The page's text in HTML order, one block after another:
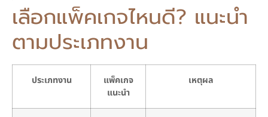
เลือกแพ็คเกจไหนดี? แนะนำ
ตามประเภทงาน
ประเภทงาน
แพ็คเกจ
แนะนำ
เหตุผล